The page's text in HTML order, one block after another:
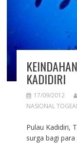
KADIDIRI
17/09/2012
NASIONAL
Pulau Kadidiri,
surga bagi